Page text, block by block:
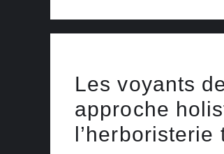
Les voyants
approche